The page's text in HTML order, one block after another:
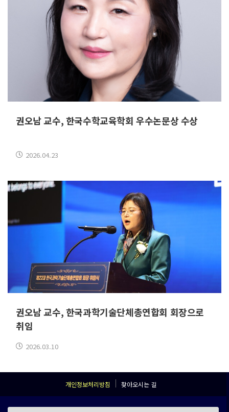
권오남 교수, 한국수학교육학회 우수논문상 수상
2026.04.23
권오남 교수, 한국과학기술단체총연합회 회장으로
취임
2026.03.10
개인정보처리방침 찾아오시는 길